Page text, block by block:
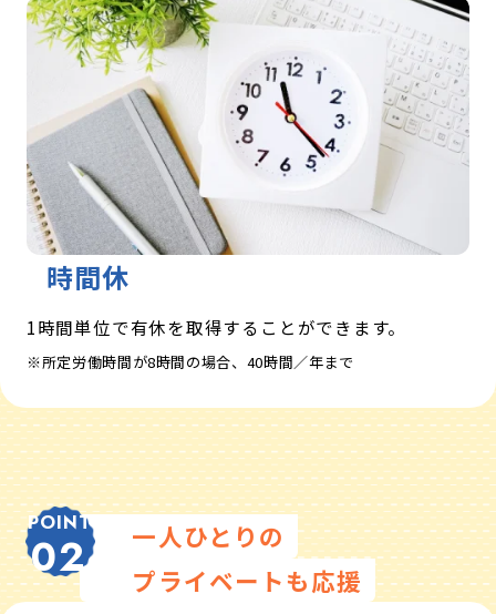
時間休
1時間単位で有休を取得することができます。
所定労働時間が8時間の場合、40時間／年まで
POINT
02
一人ひとりの
プライベートも応援